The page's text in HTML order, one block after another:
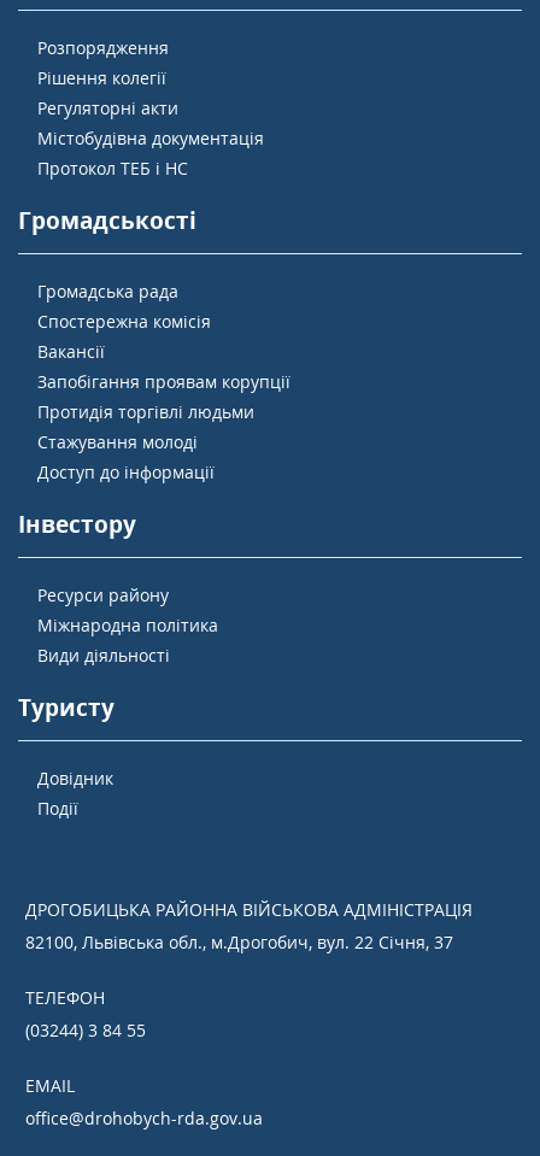
Розпорядження
Рішення колегії
Регуляторні акти
Містобудівна документація
Протокол ТЕБ і НС
Громадськості
Громадська рада
Спостережна комісія
Вакансії
Запобігання проявам корупції
Протидія торгівлі людьми
Стажування молоді
Доступ до інформації
Інвестору
Ресурси району
Міжнародна політика
Види діяльності
Туристу
Довідник
Події
ДРОГОБИЦЬКА РАЙОННА ВІЙСЬКОВА АДМІНІСТРАЦІЯ
82100, Львівська обл., м.Дрогобич, вул. 22 Січня, 37
ТЕЛЕФОН
(03244) 3 84 55
EMAIL
office@drohobych-rda.gov.ua